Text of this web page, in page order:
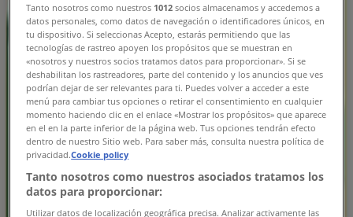
8/31 日まで有効福岡市
新規
ウェルネス
858 ウェルネスチラシ 表
8/8 日まで有効福岡市
新規
Tanto nosotros como nuestros 1012 socios almacenamos y accedemos a
datos personales, como datos de navegación o identificadores únicos, en
tu dispositivo. Si seleccionas Acepto, estarás permitiendo que las
tecnologías de rastreo apoyen los propósitos que se muestran en
«nosotros y nuestros socios tratamos datos para proporcionar». Si se
deshabilitan los rastreadores, parte del contenido y los anuncios que ves
podrían dejar de ser relevantes para ti. Puedes volver a acceder a este
menú para cambiar tus opciones o retirar el consentimiento en cualquier
momento haciendo clic en el enlace «Mostrar los propósitos» que aparece
en el en la parte inferior de la página web. Tus opciones tendrán efecto
dentro de nuestro Sitio web. Para saber más, consulta nuestra política de
privacidad.Cookie policy
Tanto nosotros como nuestros asociados tratamos los
datos para proporcionar:
Utilizar datos de localización geográfica precisa. Analizar activamente las